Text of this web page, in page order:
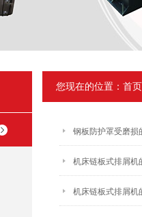
您现在的位置： 首页
钢板防护罩受磨损
机床链板式排屑机
机床链板式排屑机